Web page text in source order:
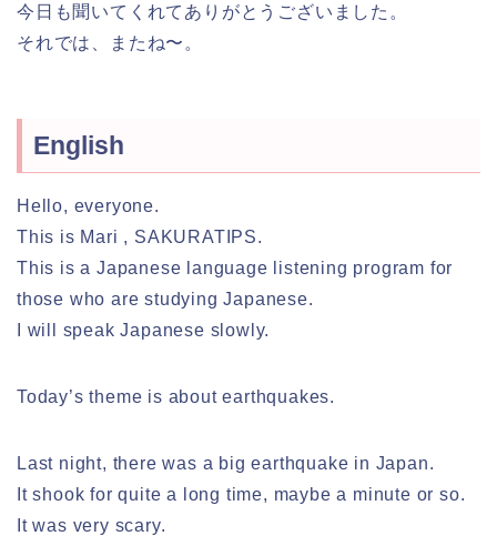
今日も聞いてくれてありがとうございました。
それでは、またね〜。
English
Hello, everyone.
This is Mari , SAKURATIPS.
This is a Japanese language listening program for
those who are studying Japanese.
I will speak Japanese slowly.
Today’s theme is about earthquakes.
Last night, there was a big earthquake in Japan.
It shook for quite a long time, maybe a minute or so.
It was very scary.